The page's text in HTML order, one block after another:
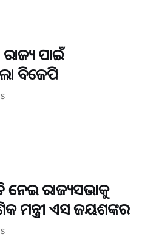
ପାଇଁ
ବିଜେପି
ନେଇ ରାଜ୍ୟସଭାକୁ
ମନ୍ତ୍ରୀ ଏସ ଜୟଶଙ୍କର